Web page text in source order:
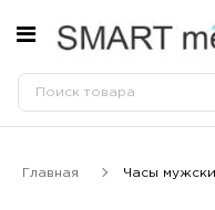
Главная Часы